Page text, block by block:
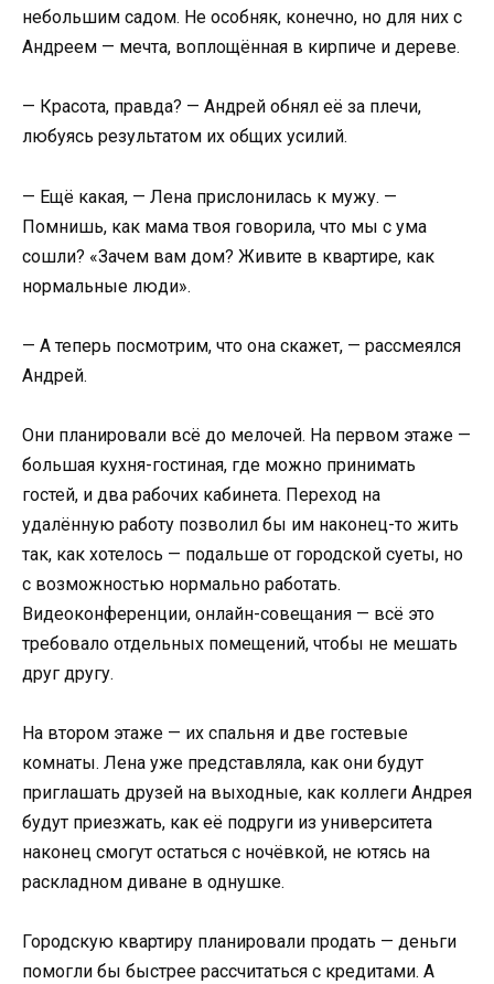
небольшим садом. Не особняк, конечно, но для них с
Андреем — мечта, воплощённая в кирпиче и дереве.
— Красота, правда? — Андрей обнял её за плечи,
любуясь результатом их общих усилий.
— Ещё какая, — Лена прислонилась к мужу. —
Помнишь, как мама твоя говорила, что мы с ума
сошли? «Зачем вам дом? Живите в квартире, как
нормальные люди».
— А теперь посмотрим, что она скажет, — рассмеялся
Андрей.
Они планировали всё до мелочей. На первом этаже —
большая кухня-гостиная, где можно принимать
гостей, и два рабочих кабинета. Переход на
удалённую работу позволил бы им наконец-то жить
так, как хотелось — подальше от городской суеты, но
с возможностью нормально работать.
Видеоконференции, онлайн-совещания — всё это
требовало отдельных помещений, чтобы не мешать
друг другу.
На втором этаже — их спальня и две гостевые
комнаты. Лена уже представляла, как они будут
приглашать друзей на выходные, как коллеги Андрея
будут приезжать, как её подруги из университета
наконец смогут остаться с ночёвкой, не ютясь на
раскладном диване в однушке.
Городскую квартиру планировали продать — деньги
помогли бы быстрее рассчитаться с кредитами. А